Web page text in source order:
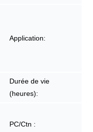
Application:
Durée de vie
(heures):
PC/Ctn :